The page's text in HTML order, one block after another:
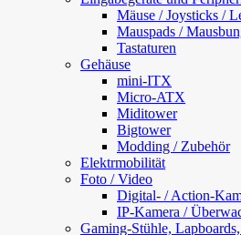
Mäuse / Joysticks /
Mauspads /
Tastaturen
Gehäuse
mini-ITX
Micro-ATX
Miditower
Bigtower
Modding / Zubehör
Elektrmobilität
Foto / Video
Digital- / Action-
IP-Kamera /
Gaming-Stühle,